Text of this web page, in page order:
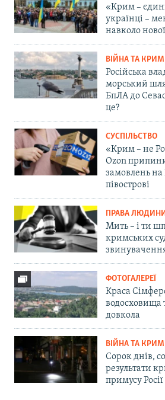
«Крим –
українці –
навколо
ВІЙНА ТА КРИМ
Російська
морський
БпЛА до
це?
СУСПІЛЬСТВО
«Крим – не
Ozon
замовлень
півострові
ПРАВА
Мить – і ти
кримських
ФОТОГАЛЕРЕЇ
Краса
водосховища
довкола
ВІЙНА ТА КРИМ
Сорок днів,
результати
примусу